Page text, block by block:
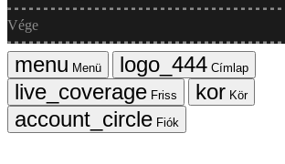
Vége
Menü
Címlap
Friss
Kör
Fiók